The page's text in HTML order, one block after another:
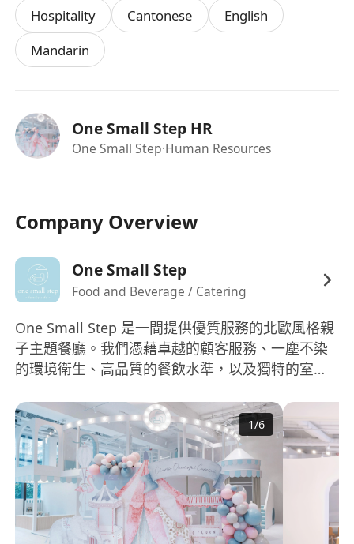
作。
核心特質： 必須具備極度有禮、友善、勤奮且
高效率的特質。
工作時間
星期一至四 : 11:15 - 20:15
Hospitality Cantonese
English
Mandarin
One Small Step HR
One Small Step·Human Resources
Company Overview
One Small Step
Food and Beverage / Catering
One Small Step 是一間提供優質服務的北歐風格親
子主題餐廳。我們憑藉卓越的顧客服務、一塵不染
的環境衛生、高品質的餐飲水準，以及獨特的室內
此，我們致力於營造一個友善、勤奮、並以顧客為
先的工作環境，讓優秀人才得以茁壯成長。 如果您
是一位具備才華，並有興趣加入一支相對年輕且充
滿活力的團隊，協助本品牌擴展業務，邁向更多據
點，我們誠摯邀請您遞交申請及詳細個人履歷。 網
站：www.onesmallstep.hk Instagram:
www.instagram.com/onesmallstephk
1/6